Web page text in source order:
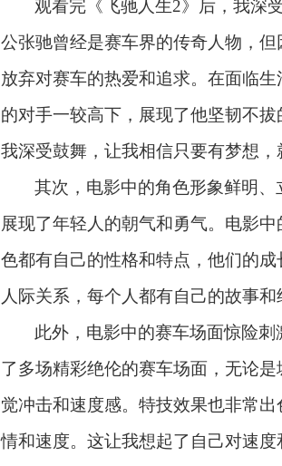
观看完《飞驰人生2》后，我深
公张驰曾经是赛车界的传奇人物，
放弃对赛车的热爱和追求。在面临
的对手一较高下，展现了他坚韧不
我深受鼓舞，让我相信只要有梦想，
其次，电影中的角色形象鲜明
展现了年轻人的朝气和勇气。电影
色都有自己的性格和特点，他们的
人际关系，每个人都有自己的故事
此外，电影中的赛车场面惊险
了多场精彩绝伦的赛车场面，无论
觉冲击和速度感。特技效果也非常
情和速度。这让我想起了自己对速